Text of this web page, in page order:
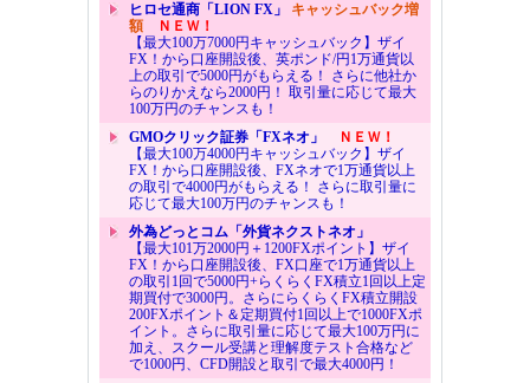
ヒロセ通商「LION FX」 キャッシュバック増
額ＮＥＷ！
【最大100万7000円キャッシュバック】ザイ
FX！から口座開設後、英ポンド/円1万通貨以
上の取引で5000円がもらえる！ さらに他社か
らのりかえなら2000円！ 取引量に応じて最大
100万円のチャンスも！
GMOクリック証券「FXネオ」
ＮＥＷ！
【最大100万4000円キャッシュバック】ザイ
FX！から口座開設後、FXネオで1万通貨以上
の取引で4000円がもらえる！ さらに取引量に
応じて最大100万円のチャンスも！
外為どっとコム「外貨ネクストネオ」
【最大101万2000円＋1200FXポイント】ザイ
FX！から口座開設後、FX口座で1万通貨以上
の取引1回で5000円+らくらくFX積立1回以上定
期買付で3000円。さらにらくらくFX積立開設
200FXポイント＆定期買付1回以上で1000FXポ
イント。さらに取引量に応じて最大100万円に
加え、スクール受講と理解度テスト合格など
で1000円、CFD開設と取引で最大4000円！